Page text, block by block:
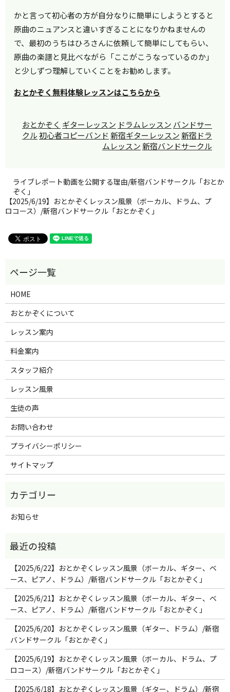
かと言って初心者の方が自分なりに簡単にしようとすると
原曲のニュアンスと違いすぎることになりかねませんの
で、最初のうちはひろさんに依頼して簡単にしてもらい、
原曲の楽譜と見比べながら「ここがこうなっているのか」
と少しずつ理解していくことをお勧めします。
おとかぞく無料体験レッスンはこちらから
おとかぞく ギターレッスン ドラムレッスン バンドサー
クル初心者コピーバンド 新宿ギターレッスン 新宿ドラ
ムレッスン 新宿バンドサークル
ライブレポート動画を公開する理由/新宿バンドサークル「おとか
ぞく」
【2025/6/19】おとかぞくレッスン風景（ボーカル、ドラム、プ
ロコース）/新宿バンドサークル「おとかぞく」
HOME
おとかぞくについて
レッスン案内
料金案内
スタッフ紹介
レッスン風景
生徒の声
お問い合わせ
プライバシーポリシー
サイトマップ
お知らせ
【2025/6/22】おとかぞくレッスン風景（ボーカル、ギター、ベ
ース、ピアノ、ドラム）/新宿バンドサークル「おとかぞく」
【2025/6/21】おとかぞくレッスン風景（ボーカル、ギター、ベ
ース、ピアノ、ドラム）/新宿バンドサークル「おとかぞく」
【2025/6/20】おとかぞくレッスン風景（ギター、ドラム）/新宿
バンドサークル「おとかぞく」
【2025/6/19】おとかぞくレッスン風景（ボーカル、ドラム、プ
ロコース）/新宿バンドサークル「おとかぞく」
【2025/6/18】おとかぞくレッスン風景（ギター、ドラム）/新宿